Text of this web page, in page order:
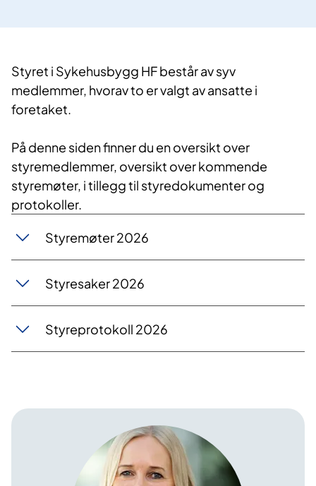
​​Styret i Sykehusbygg HF består av syv
medlemmer, hvorav to er valgt av ansatte i
foretaket.
På denne siden finner du en oversikt over
styremedlemmer, oversikt over kommende
styremøter, i tillegg til styredokumenter og
protokoller.
Styremøter 2026
Styresaker 2026
Styreprotokoll 2026